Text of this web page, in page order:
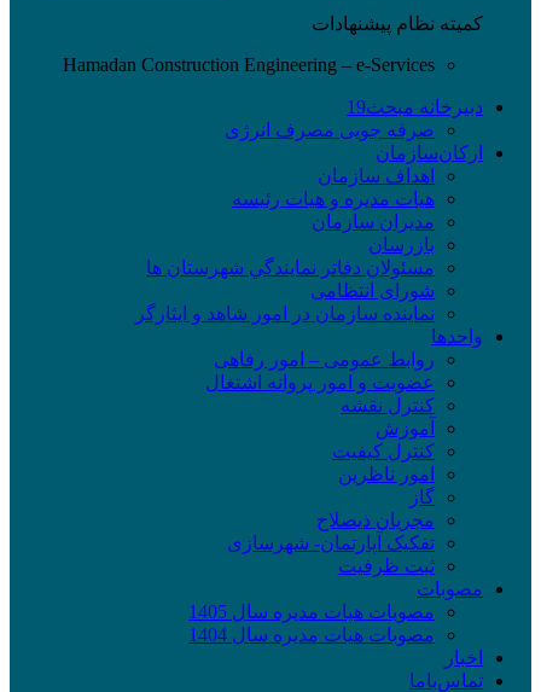
کمیته نظام پیشنهادات
Hamadan Construction Engineering – e-Services
دبیرخانه مبحث19
صرفه جویی مصرف انرژی
ارکان‌سازمان
اهداف سازمان
هیات مدیره و هیات رئیسه
مدیران سازمان
بازرسان
مسئولان دفاتر نمايندگي شهرستان ها
شورای انتظامی
نماينده سازمان در امور شاهد و ايثارگر
واحدها
روابط عمومی – امور رفاهی
عضویت و امور پروانه اشتغال
کنترل نقشه
آموزش
کنترل کیفیت
امور ناظرین
گاز
مجریان ذیصلاح
تفکیک آپارتمان- شهرسازی
ثبت ظرفیت
مصوبات
مصوبات هیات مدیره سال 1405
مصوبات هیات مدیره سال 1404
اخبار
تماس‌با‌ما